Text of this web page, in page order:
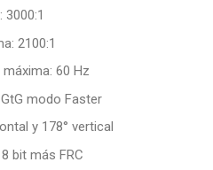
2100:1
60 Hz
modo Faster
y 178° vertical
bit más FRC